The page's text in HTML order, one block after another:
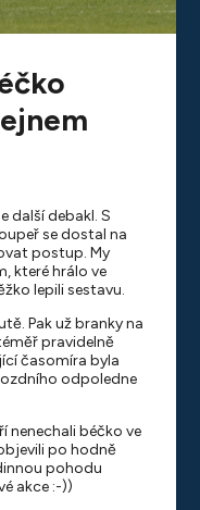
další debakl. S
se dostal na
postup. My
které hrálo ve
lepili sestavu.
Pak už branky na
pravidelně
časomíra byla
odpoledne
nenechali béčko ve
po hodně
pohodu
akce :-))